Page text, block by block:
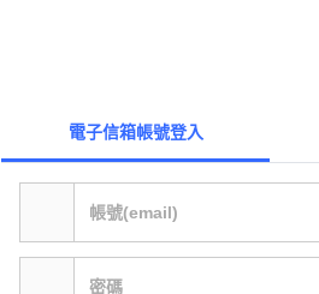
電子信箱帳號登入